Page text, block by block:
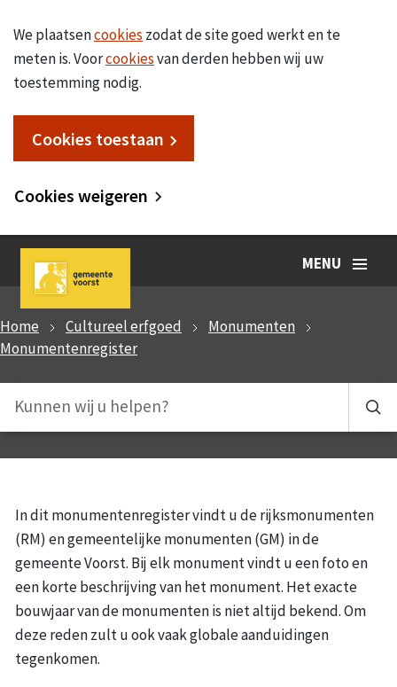
We plaatsencookies zodat de site goed werkt en te
meten is. Voorcookiesvan derden hebben wij uw
toestemming nodig.
Cookies toestaan
Cookies weigeren
MENU
Home Cultureel erfgoed
Monumenten
Monumentenregister
In dit monumentenregister vindt u de rijksmonumenten
(RM) en gemeentelijke monumenten (GM) in de
gemeente Voorst. Bij elk monument vindt u een foto en
een korte beschrijving van het monument. Het exacte
bouwjaar van de monumenten is niet altijd bekend. Om
deze reden zult u ook vaak globale aanduidingen
tegenkomen.